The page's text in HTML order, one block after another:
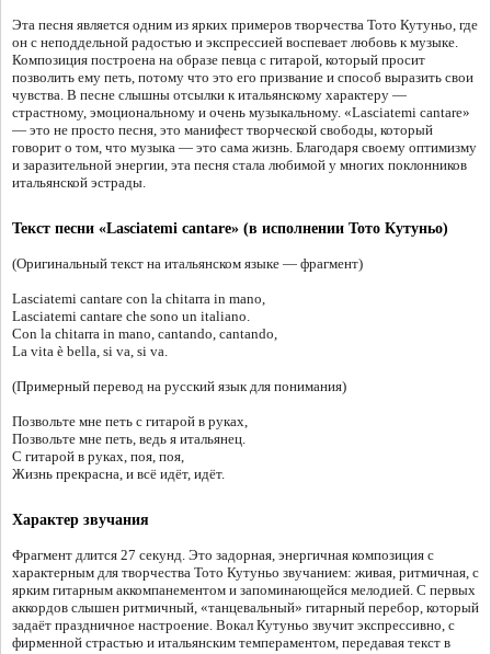
Эта песня является одним из ярких примеров творчества Тото Кутуньо, где
он с неподдельной радостью и экспрессией воспевает любовь к музыке.
Композиция построена на образе певца с гитарой, который просит
позволить ему петь, потому что это его призвание и способ выразить свои
чувства. В песне слышны отсылки к итальянскому характеру —
страстному, эмоциональному и очень музыкальному. «Lasciatemi cantare»
— это не просто песня, это манифест творческой свободы, который
говорит о том, что музыка — это сама жизнь. Благодаря своему оптимизму
и заразительной энергии, эта песня стала любимой у многих поклонников
итальянской эстрады.
Текст песни «Lasciatemi cantare» (в исполнении Тото Кутуньо)
(Оригинальный текст на итальянском языке — фрагмент)
Lasciatemi cantare con la chitarra in mano,
Lasciatemi cantare che sono un italiano.
Con la chitarra in mano, cantando, cantando,
La vita è bella, si va, si va.
(Примерный перевод на русский язык для понимания)
Позвольте мне петь с гитарой в руках,
Позвольте мне петь, ведь я итальянец.
С гитарой в руках, поя, поя,
Жизнь прекрасна, и всё идёт, идёт.
Характер звучания
Фрагмент длится 27 секунд. Это задорная, энергичная композиция с
характерным для творчества Тото Кутуньо звучанием: живая, ритмичная, с
ярким гитарным аккомпанементом и запоминающейся мелодией. С первых
аккордов слышен ритмичный, «танцевальный» гитарный перебор, который
задаёт праздничное настроение. Вокал Кутуньо звучит экспрессивно, с
фирменной страстью и итальянским темпераментом, передавая текст в